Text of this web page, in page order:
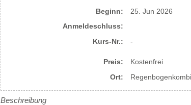
Beginn:
25. Jun 2026
Anmelde​schluss:
Kurs-Nr.:
-
Preis:
Kostenfrei
Ort:
Beschreibung